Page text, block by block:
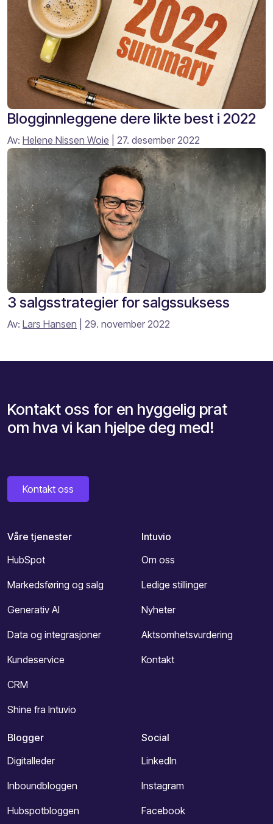
Blogginnleggene dere likte best i 2022
Av: Helene Nissen Woie | 27. desember 2022
3 salgsstrategier for salgssuksess
Av: Lars Hansen | 29. november 2022
Kontakt oss for en hyggelig prat
om hva vi kan hjelpe deg med!
Kontakt oss
Våre tjenester
HubSpot
Markedsføring og salg
Generativ AI
Data og integrasjoner
Kundeservice
CRM
Shine fra Intuvio
Intuvio
Om oss
Ledige stillinger
Nyheter
Aktsomhetsvurdering
Kontakt
Blogger
Digitalleder
Inboundbloggen
Hubspotbloggen
Social
LinkedIn
Instagram
Facebook